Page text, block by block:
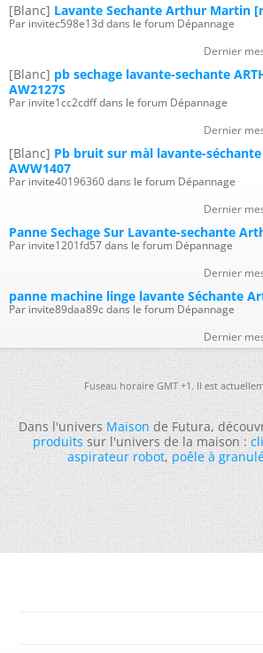
[Blanc] Lavante Sechante Arthur Martin
Par invitec598e13d dans le forum Dépannage
Dernier
[Blanc] pb sechage lavante-sechante
AW2127S
Par invite1cc2cdff dans le forum Dépannage
Dernier
[Blanc] Pb bruit sur màl lavante-
AWW1407
Par invite40196360 dans le forum Dépannage
Dernier
Panne Sechage Sur Lavante-sechante
Par invite1201fd57 dans le forum Dépannage
Dernier
panne machine linge lavante Séchante
Par invite89daa89c dans le forum Dépannage
Dernier
Fuseau horaire GMT +1. Il est
Dans l'universMaisonde Futura,
produitssur l'univers de la maison :
aspirateur robot,poêle à